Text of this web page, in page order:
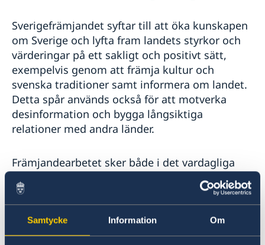
Samtycke Information Om
Sverigefrämjandet syftar till att öka kunskapen
om Sverige och lyfta fram landets styrkor och
värderingar på ett sakligt och positivt sätt,
exempelvis genom att främja kultur och
svenska traditioner samt informera om landet.
Detta spår används också för att motverka
desinformation och bygga långsiktiga
relationer med andra länder.
Främjandearbetet sker både i det vardagliga
och genom särskilda aktiviteter. Det vardagliga
främjandet inkluderar exempelvis att stödja
svenska företag, föra dialog med lokala aktörer
och informera om svenska samhällslösningar.
Aktivitetsbaserat främjande kan bland annat